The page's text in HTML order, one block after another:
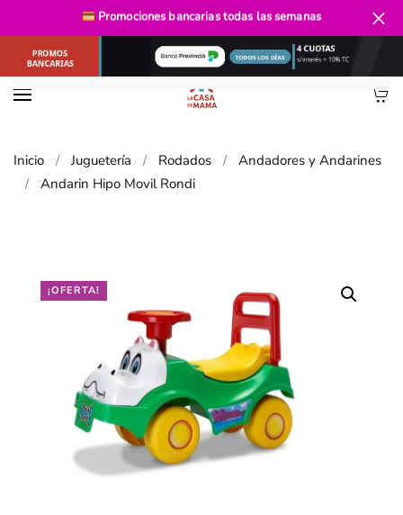
Ir al contenido principal
Inicio Juguetería Rodados
Andadores y Andarines
Andarin Hipo Movil Rondi
¡OFERTA!
Promociones bancariastodas las semanas